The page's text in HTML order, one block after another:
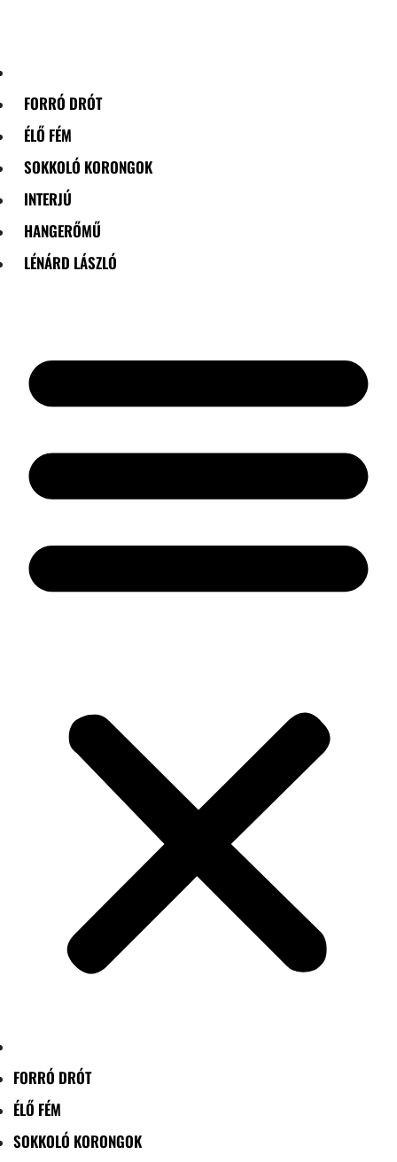
FORRÓ DRÓT
ÉLŐ FÉM
SOKKOLÓ KORONGOK
INTERJÚ
HANGERŐMŰ
LÉNÁRD LÁSZLÓ
FORRÓ DRÓT
ÉLŐ FÉM
SOKKOLÓ KORONGOK